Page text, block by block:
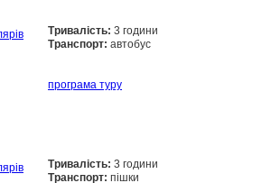
Тривалість: 3 години
Транспорт: автобус
програма туру
Тривалість: 3 години
Транспорт: пішки